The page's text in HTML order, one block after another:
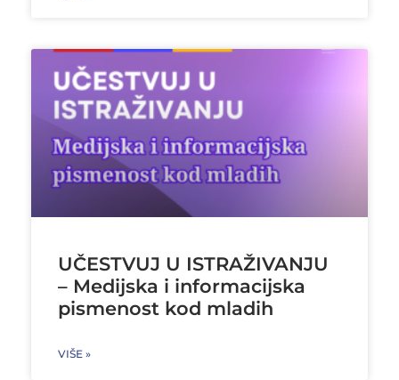
UČESTVUJ U ISTRAŽIVANJU
– Medijska i informacijska
pismenost kod mladih
VIŠE »